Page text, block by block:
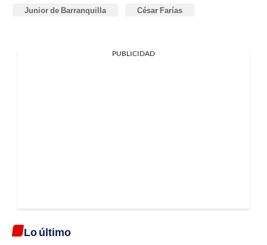
Junior de Barranquilla César Farías
PUBLICIDAD
Lo último